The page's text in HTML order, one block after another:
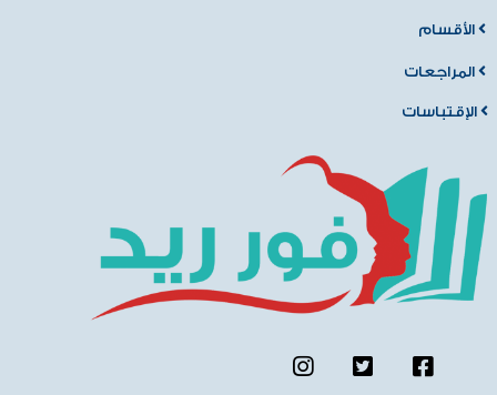
الأقسام
المراجعات
الإقتباسات